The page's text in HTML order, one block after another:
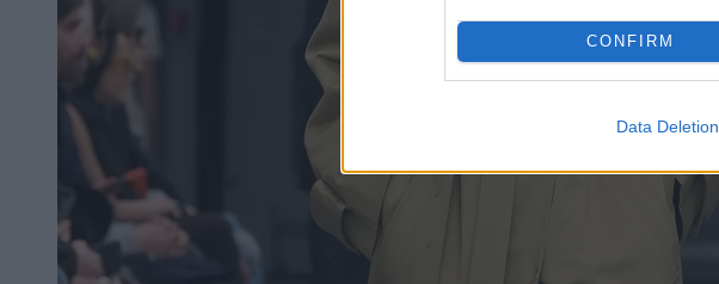
CONFIRM
Data Deletion